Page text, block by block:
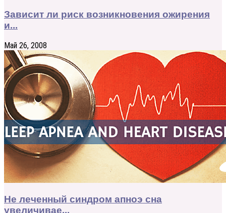
Зависит ли риск возникновения ожирения
и...
Май 26, 2008
Не леченный синдром апноэ сна
увеличивае...